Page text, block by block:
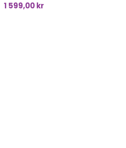
1 599,00kr